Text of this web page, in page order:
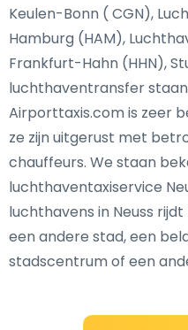
Keulen-Bonn ( CGN),
Hamburg (HAM),
Frankfurt-Hahn (HHN),
luchthaventransfer
Airporttaxis.com is zeer
ze zijn uitgerust met
chauffeurs. We staan
luchthaventaxiservice
luchthavens in Neuss
een andere stad, een
stadscentrum of een